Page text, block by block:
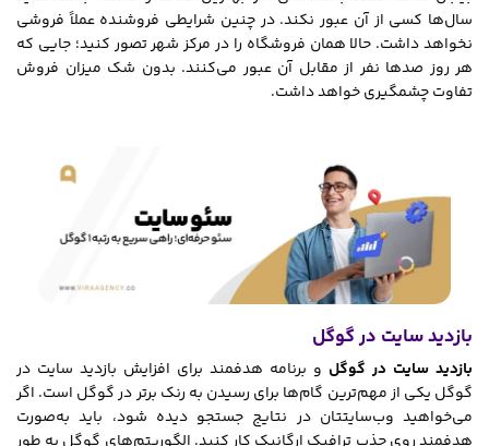
سال‌ها کسی از آن عبور نکند. در چنین شرایطی فروشنده عملاً فروشی
نخواهد داشت. حالا همان فروشگاه را در مرکز شهر تصور کنید؛ جایی که
هر روز صدها نفر از مقابل آن عبور می‌کنند. بدون شک میزان فروش
تفاوت چشمگیری خواهد داشت.
بازدید سایت در گوگل
بازدید سایت در گوگل و برنامه هدفمند برای افزایش بازدید سایت در
گوگل یکی از مهم‌ترین گام‌ها برای رسیدن به رنک برتر در گوگل است. اگر
می‌خواهید وب‌سایتتان در نتایج جستجو دیده شود، باید به‌صورت